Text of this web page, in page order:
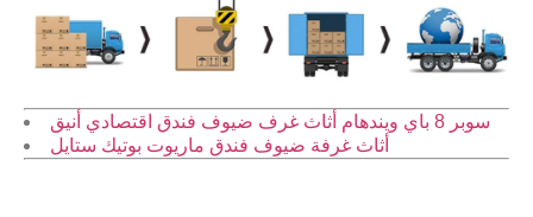
أثاث غرفة ضيوف فندق ماريوت بوتيك ستايل